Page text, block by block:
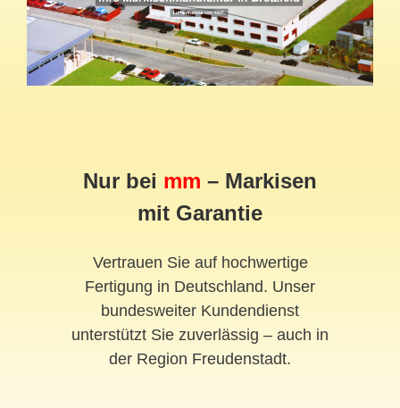
Nur bei mm – Markisen
mit Garantie
Vertrauen Sie auf hochwertige
Fertigung in Deutschland. Unser
bundesweiter Kundendienst
unterstützt Sie zuverlässig – auch in
der Region Freudenstadt.